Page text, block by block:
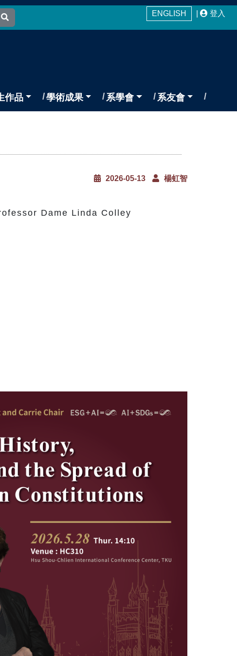
ENGLISH 登入
作品 學術成果 系學會 系友會
2026-05-13
楊虹智
Dame Linda Colley